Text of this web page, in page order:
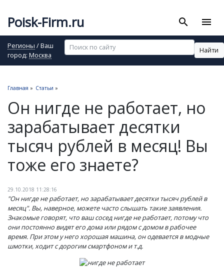
Poisk-Firm.ru search menu
Регионы / Ваш
город: Москва
Найти
Главная » Статьи »
Он нигде не работает, но
зарабатывает десятки
тысяч рублей в месяц! Вы
тоже его знаете?
29.10.2018 11:28:16
"Он нигде не работает, но зарабатывает десятки тысяч рублей в
месяц". Вы, наверное, можете часто слышать такие заявления.
Знакомые говорят, что ваш сосед нигде не работает, потому что
они постоянно видят его дома или рядом с домом в рабочее
время. При этом у него хорошая машина, он одевается в модные
шмотки, ходит с дорогим смартфоном и т.д.